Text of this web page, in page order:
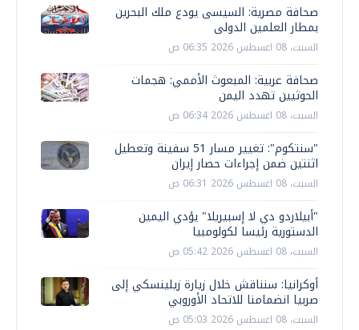
صحافة مصرية: السيسى يودع ملك البحرين
بمطار العلمين الدولى
السبت، 08 اغسطس 2026 06:35 ص
صحافة عربية: المبعوث الأممي: هجمات
الحوثيين تهدد اليمن
السبت، 08 اغسطس 2026 06:34 ص
"سنتكوم": تغيير مسار 51 سفينة وتعطيل
اثنتين ضمن إجراءات حصار إيران
السبت، 08 اغسطس 2026 06:31 ص
"أبيلاردو دي لا إسبيريلا" يؤدي اليمين
الدستورية رئيسا لكولومبيا
السبت، 08 اغسطس 2026 05:42 ص
أوكرانيا: سنناقش خلال زيارة زيلينسكي إلى
صربيا انضمامنا للاتحاد الأوروبي
السبت، 08 اغسطس 2026 05:03 ص